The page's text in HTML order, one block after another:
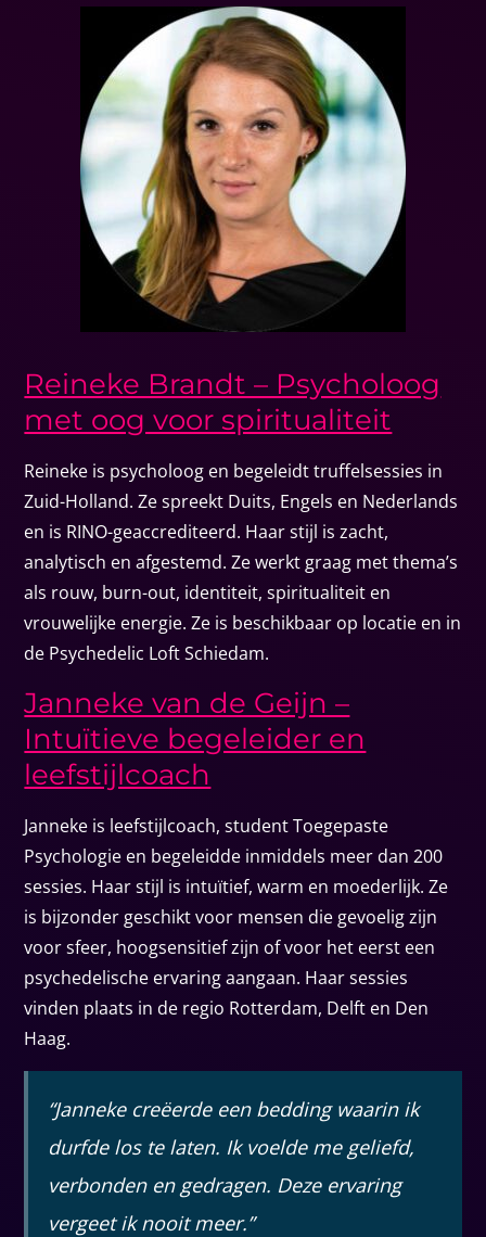
Reineke Brandt – Psycholoog
met oog voor spiritualiteit
Reineke is psycholoog en begeleidt truffelsessies in
Zuid-Holland. Ze spreekt Duits, Engels en Nederlands
en is RINO-geaccrediteerd. Haar stijl is zacht,
analytisch en afgestemd. Ze werkt graag met thema’s
als rouw, burn-out, identiteit, spiritualiteit en
vrouwelijke energie. Ze is beschikbaar op locatie en in
de Psychedelic Loft Schiedam.
Janneke van de Geijn –
Intuïtieve begeleider en
leefstijlcoach
Janneke is leefstijlcoach, student Toegepaste
Psychologie en begeleidde inmiddels meer dan 200
sessies. Haar stijl is intuïtief, warm en moederlijk. Ze
is bijzonder geschikt voor mensen die gevoelig zijn
voor sfeer, hoogsensitief zijn of voor het eerst een
psychedelische ervaring aangaan. Haar sessies
vinden plaats in de regio Rotterdam, Delft en Den
Haag.
“Janneke creëerde een bedding waarin ik
durfde los te laten. Ik voelde me geliefd,
verbonden en gedragen. Deze ervaring
vergeet ik nooit meer.”